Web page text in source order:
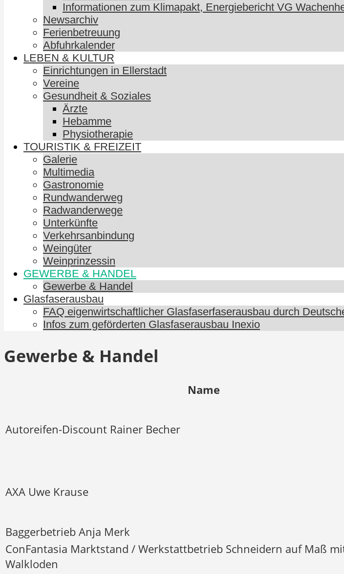
Informationen zum Klimapakt, Energiebericht VG
Newsarchiv
Ferienbetreuung
Abfuhrkalender
LEBEN & KULTUR
Einrichtungen in Ellerstadt
Vereine
Gesundheit & Soziales
Ärzte
Hebamme
Physiotherapie
TOURISTIK & FREIZEIT
Galerie
Multimedia
Gastronomie
Rundwanderweg
Radwanderwege
Unterkünfte
Verkehrsanbindung
Weingüter
Weinprinzessin
GEWERBE & HANDEL
Gewerbe & Handel
Glasfaserausbau
FAQ eigenwirtschaftlicher Glasfaserfaserausbau durch
Infos zum geförderten Glasfaserausbau Inexio
Gewerbe & Handel
Name
Autoreifen-Discount Rainer Becher
AXA Uwe Krause
Baggerbetrieb Anja Merk
ConFantasia Marktstand / Werkstattbetrieb Schneidern auf Maß
Walkloden